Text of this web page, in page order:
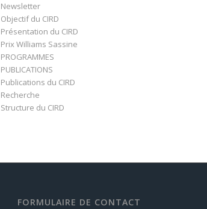
Newsletter
Objectif du CIRD
Présentation du CIRD
Prix Williams Sassine
PROGRAMMES
PUBLICATIONS
Publications du CIRD
Recherche
Structure du CIRD
FORMULAIRE DE CONTACT